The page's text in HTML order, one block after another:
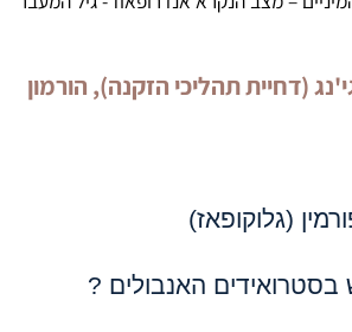
כמו כן, ניתן לצפות בספיגה ירודה כתוצאה ממחסור בחומצות קיבה (hypochlorrhydria),
לעצירות.
ברמת הורמוני המין הנשיים –
ישנה ירידה בייצור האנדרוגנים
לחיים, דבר הגורם לגברים לחוות
– מצב הנקרא אנדרופאוז - גיל המעבר
תהליכי הזקנה), הורמון